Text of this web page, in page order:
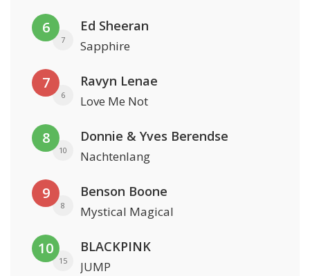
6
7
Ed Sheeran
Sapphire
7
6
Ravyn Lenae
Love Me Not
8
10
Donnie & Yves Berendse
Nachtenlang
9
8
Benson Boone
Mystical Magical
10
15
BLACKPINK
JUMP